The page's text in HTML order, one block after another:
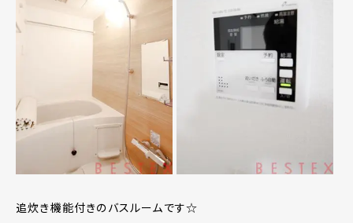
追炊き機能付きのバスルームです☆